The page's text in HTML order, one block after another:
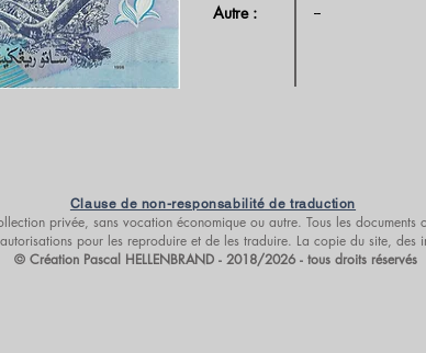
Autre :
--
Clause de non-responsabilité de traduction
privée, sans vocation économique ou autre. Tous les
pour les reproduire et de les traduire. La copie du site,
© Création Pascal HELLENBRAND - 2018/2026 - tous droits réservés